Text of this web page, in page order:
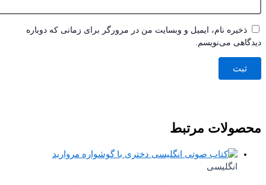
ذخیره نام، ایمیل و وبسایت من در مرورگر برای زمانی که دوباره
می‌نویسم.
مرتبط
انگلیسی